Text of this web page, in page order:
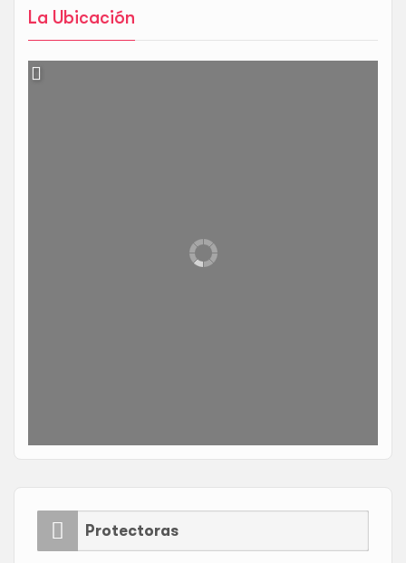
La Ubicación
Protectoras